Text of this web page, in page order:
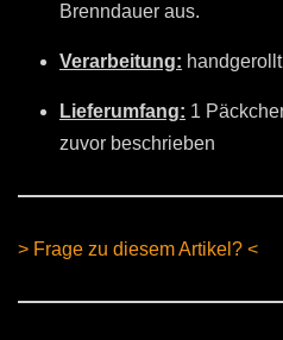
Brenndauer aus.
Verarbeitung:
Lieferumfang: 1
zuvor beschrieben
> Frage zu diesem Artikel? <